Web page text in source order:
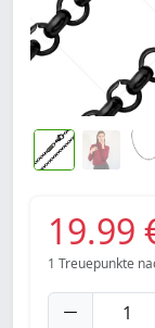
19.99
1 Treuepunkte